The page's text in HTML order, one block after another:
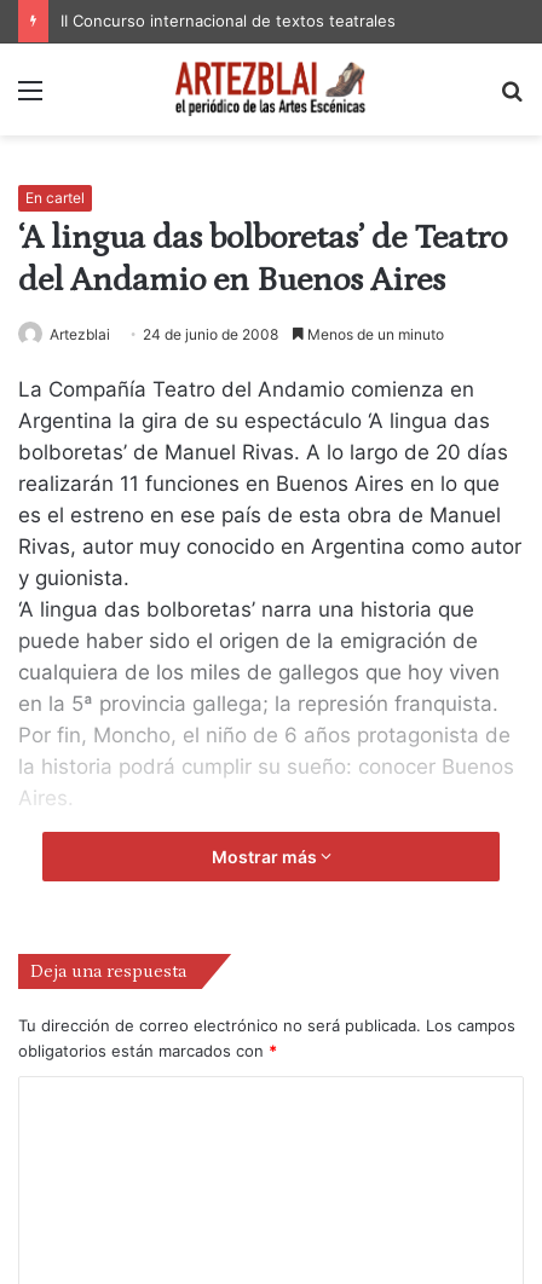
II Concurso internacional de textos teatrales
Menú
En cartel
‘A lingua das bolboretas’ de Teatro
del Andamio en Buenos Aires
Artezblai 24 de junio de 2008 Menos de un minuto
La Compañía Teatro del Andamio comienza en
Argentina la gira de su espectáculo ‘A lingua das
bolboretas’ de Manuel Rivas. A lo largo de 20 días
realizarán 11 funciones en Buenos Aires en lo que
es el estreno en ese país de esta obra de Manuel
Rivas, autor muy conocido en Argentina como autor
y guionista.
‘A lingua das bolboretas’ narra una historia que
puede haber sido el origen de la emigración de
cualquiera de los miles de gallegos que hoy viven
en la 5ª provincia gallega; la represión franquista.
Por fin, Moncho, el niño de 6 años protagonista de
la historia podrá cumplir su sueño: conocer Buenos
Aires.
Mostrar más
Deja una respuesta
Tu dirección de correo electrónico no será publicada. Los campos
obligatorios están marcados con *